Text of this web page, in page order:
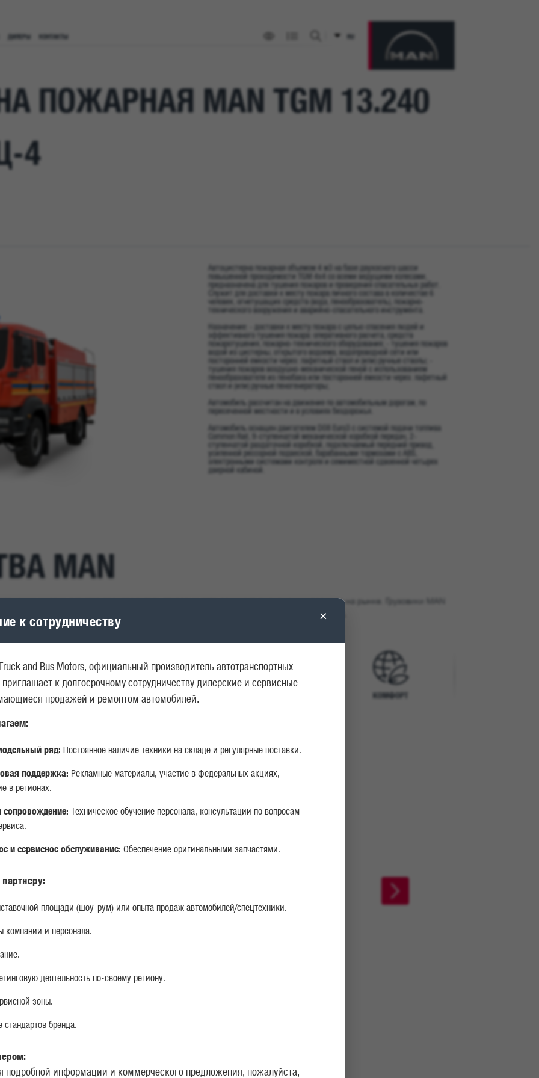
ДИЛЕРЫ КОНТАКТЫ RU
ПОЖАРНАЯ MAN TGM 13.240
4
Автоцистерна пожарная объемом 4 м3 на базе двухосного шасси
повышенной проходимости TGM 4x4 со всеми ведущими колесами,
предназначена для тушения пожаров и проведения спасательных работ.
Служит для доставки к месту пожара личного состава в количестве 6
человек, огнетушащих средств (вода, пенообразователь), пожарно-
технического вооружения и аварийно-спасательного инструмента.
Назначение: - доставки к месту пожара с целью спасения людей и
эффективного тушения пожара: оперативного расчета, средств
пожаротушения, пожарно-технического оборудования; - тушения пожаров
водой из цистерны, открытого водоема, водопроводной сети или
посторонней емкости через: лафетный ствол и (или) ручные стволы; -
тушения пожаров воздушно-механической пеной с использованием
пенообразователя из пенобака или посторонней емкости через: лафетный
ствол и (или) ручные пеногенераторы;
Автомобиль рассчитан на движение по автомобильным дорогам, по
пересеченной местности и в условиях бездорожья.
Автомобиль оснащен двигателем D08 Euro3 с системой подачи топлива
Common Rail, 9-ступенчатой механической коробкой передач, 2-
ступенчатой раздаточной коробкой, подключаемый передний привод,
усиленной рессорной подвеской, барабанными тормозами с ABS,
электронными системами контроля и семиместной сдвоенной четырех
дверной кабиной.
MAN
многих лет этот производитель грузовых авто занимает лидирующие позиции на рынке. Грузовики MAN
потому, что за весь период существования они получили десятки престижных наград.
МОЩНОСТЬ БЕЗОПАСНОСТЬ КОМФОРТ
360°
к сотрудничеству ×
and Bus Motors, официальный производитель автотранспортных
к долгосрочному сотрудничеству дилерские и сервисные
продажей и ремонтом автомобилей.
ряд: Постоянное наличие техники на складе и регулярные поставки.
поддержка: Рекламные материалы, участие в федеральных акциях,
в регионах.
сопровождение: Техническое обучение персонала, консультации по вопросам
и сервисное обслуживание: Обеспечение оригинальными запчастями.
площади (шоу-рум) или опыта продаж автомобилей/спецтехники.
компании и персонала.
деятельность по-своему региону.
зоны.
бренда.
подробной информации и коммерческого предложения, пожалуйста,